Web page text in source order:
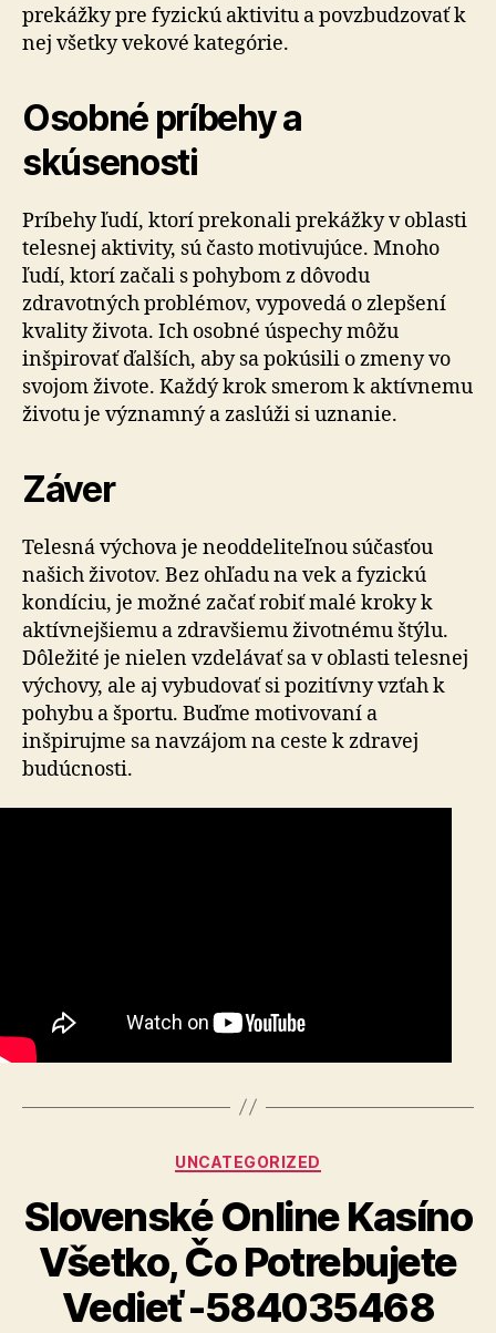
prekážky pre fyzickú aktivitu a povzbudzovať k
nej všetky vekové kategórie.
Osobné príbehy a
skúsenosti
Príbehy ľudí, ktorí prekonali prekážky v oblasti
telesnej aktivity, sú často motivujúce. Mnoho
ľudí, ktorí začali s pohybom z dôvodu
zdravotných problémov, vypovedá o zlepšení
kvality života. Ich osobné úspechy môžu
inšpirovať ďalších, aby sa pokúsili o zmeny vo
svojom živote. Každý krok smerom k aktívnemu
životu je významný a zaslúži si uznanie.
Záver
Telesná výchova je neoddeliteľnou súčasťou
našich životov. Bez ohľadu na vek a fyzickú
kondíciu, je možné začať robiť malé kroky k
aktívnejšiemu a zdravšiemu životnému štýlu.
Dôležité je nielen vzdelávať sa v oblasti telesnej
výchovy, ale aj vybudovať si pozitívny vzťah k
pohybu a športu. Buďme motivovaní a
inšpirujme sa navzájom na ceste k zdravej
budúcnosti.
Categories
UNCATEGORIZED
Slovenské Online Kasíno
Všetko, Čo Potrebujete
Vedieť -584035468